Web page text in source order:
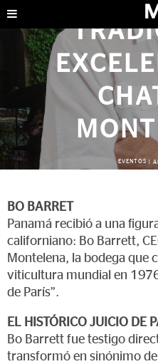
EVENTOS
BO BARRET
Panamá recibió a una
californiano: Bo Barrett,
Montelena, la bodega que
viticultura mundial en
de París”.
EL HISTÓRICO JUICIO DE
Bo Barrett fue testigo
transformó en sinónimo